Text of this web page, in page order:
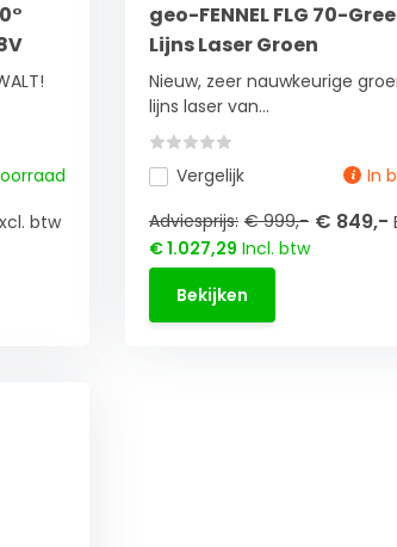
btw
geo-FENNEL FLG 70-
Lijns Laser Groen
Nieuw, zeer nauwkeurige
lijns laser van...
Vergelijk
In
Adviesprijs: € 999,- € 849,-
€ 1.027,29 Incl. btw
Bekijken